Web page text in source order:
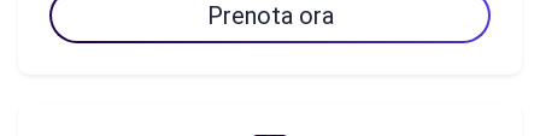
Prenota ora